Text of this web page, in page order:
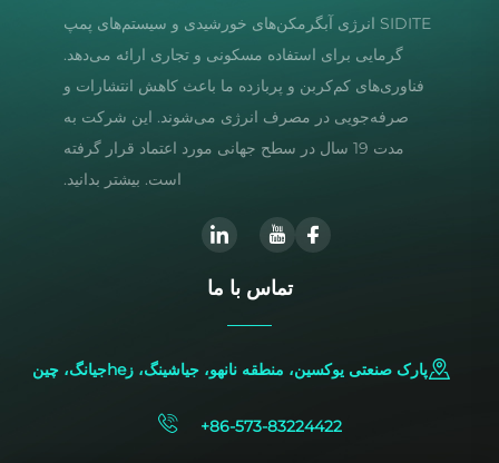
SIDITE انرژی آبگرمکن‌های خورشیدی و سیستم‌های پمپ
گرمایی برای استفاده مسکونی و تجاری ارائه می‌دهد.
فناوری‌های کم‌کربن و پربازده ما باعث کاهش انتشارات و
صرفه‌جویی در مصرف انرژی می‌شوند. این شرکت به
مدت 19 سال در سطح جهانی مورد اعتماد قرار گرفته
است. بیشتر بدانید.
تماس با ما
پارک صنعتی یوکسین، منطقه نانهو، جیاشینگ، زheجیانگ، چین
+86-573-83224422